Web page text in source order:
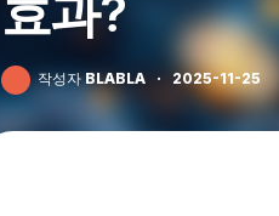
효과?
작성자BLABLA · 2025-11-25